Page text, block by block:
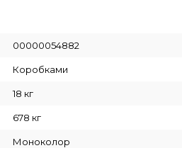
00000054882
Коробками
18 кг
678 кг
Моноколор